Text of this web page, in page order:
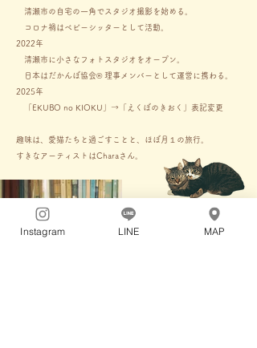
清瀬市の自宅の一角でスタジオ撮影を始める。
コロナ禍はベビーシッターとして活動。
2022年
​清瀬市に 小さなフォトスタジオをオープン。
​ 日本はだかんぼ協会®︎ 理事メンバーとして運営に携わる。​
2025年
「EKUBO no KIOKU」→「えくぼのきおく」表記変更
趣味は、愛猫たちと過ごすことと、ほぼ月１の旅行。
すきなアーティストはCharaさん。
Instagram LINE MAP